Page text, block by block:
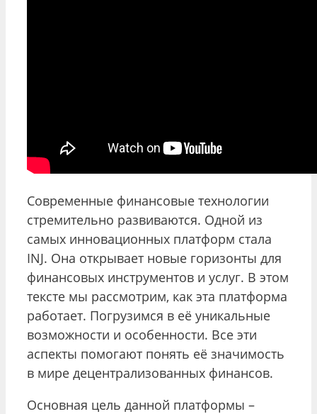
Современные финансовые технологии
стремительно развиваются. Одной из
самых инновационных платформ стала
INJ. Она открывает новые горизонты для
финансовых инструментов и услуг. В этом
тексте мы рассмотрим, как эта платформа
работает. Погрузимся в её уникальные
возможности и особенности. Все эти
аспекты помогают понять её значимость
в мире децентрализованных финансов.
Основная цель данной платформы –